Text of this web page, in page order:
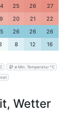
25 26
27
20 21
22
26 26
26
8 12 16
ø Min. Temperatur °C
Wetter